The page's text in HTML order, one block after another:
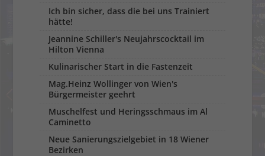
Ich bin sicher, dass die bei uns Trainiert
hätte!
Jeannine Schiller's Neujahrscocktail im
Hilton Vienna
Kulinarischer Start in die Fastenzeit
Mag.Heinz Wollinger von Wien's
Bürgermeister geehrt
Muschelfest und Heringsschmaus im Al
Caminetto
Neue Sanierungszielgebiet in 18 Wiener
Bezirken